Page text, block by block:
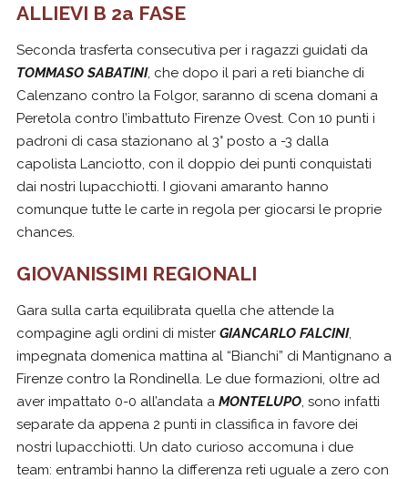
ALLIEVI B 2a FASE
Seconda trasferta consecutiva per i ragazzi guidati da
TOMMASO SABATINI, che dopo il pari a reti bianche di
Calenzano contro la Folgor, saranno di scena domani a
Peretola contro l’imbattuto Firenze Ovest. Con 10 punti i
padroni di casa stazionano al 3° posto a -3 dalla
capolista Lanciotto, con il doppio dei punti conquistati
dai nostri lupacchiotti. I giovani amaranto hanno
comunque tutte le carte in regola per giocarsi le proprie
chances.
GIOVANISSIMI REGIONALI
Gara sulla carta equilibrata quella che attende la
compagine agli ordini di mister GIANCARLO FALCINI,
impegnata domenica mattina al “Bianchi” di Mantignano a
Firenze contro la Rondinella. Le due formazioni, oltre ad
aver impattato 0-0 all’andata a MONTELUPO, sono infatti
separate da appena 2 punti in classifica in favore dei
nostri lupacchiotti. Un dato curioso accomuna i due
team: entrambi hanno la differenza reti uguale a zero con